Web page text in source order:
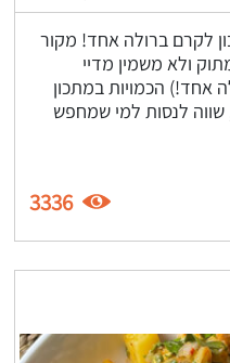
כ-50 גרם חלבון לקרם ברולה אחד! מקור
ולא משמין מדיי
ברולה אחד!) הכמויות במתכון
חלבון, שווה לנסות למי שמחפש
3336